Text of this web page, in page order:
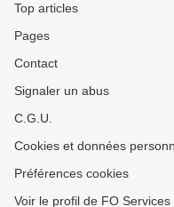
Top articles
Pages
Contact
Signaler un abus
C.G.U.
Cookies et données
Préférences cookies
Voir le profil de FO